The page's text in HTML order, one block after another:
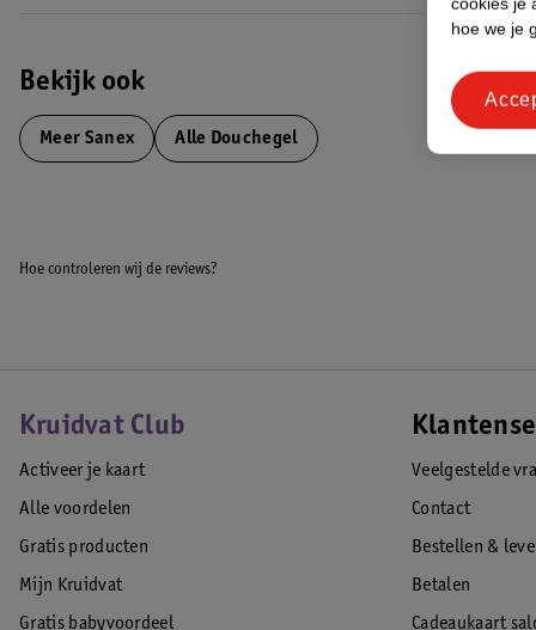
***Water en natuurlijke ingrediënten van natuurlijke oorsprong met
Bekijk ook
Meer Sanex Alle Douchegel
Hoe controleren wij de reviews?
Kruidvat Club
Activeer je kaart
Alle voordelen
Gratis producten
Mijn Kruidvat
Gratis babyvoordeel
Veelgestelde
Contact
Bestellen &
Betalen
Cadeaukaart
hoe we je